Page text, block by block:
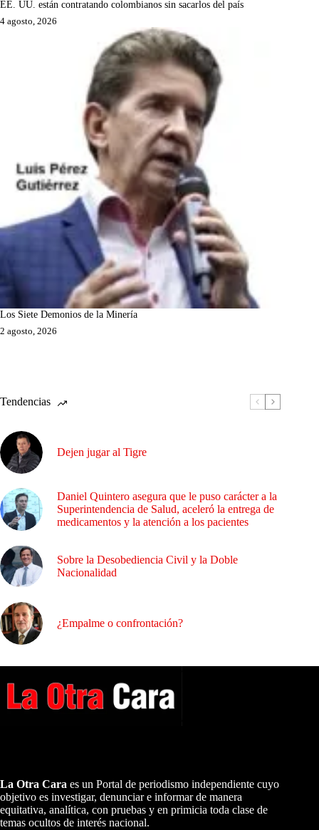
EE. UU. están contratando colombianos sin sacarlos del país
4 agosto, 2026
Los Siete Demonios de la Minería
2 agosto, 2026
Tendencias
Dejen jugar al Tigre
Daniel Quintero asegura que le puso carácter a la
Superintendencia de Salud, aceleró la entrega de
medicamentos y la atención a los pacientes
Sobre la Desobediencia Civil y la Doble
Nacionalidad
¿Empalme o confrontación?
La Otra Cara es un Portal de periodismo independiente cuyo
objetivo es investigar, denunciar e informar de manera
equitativa, analítica, con pruebas y en primicia toda clase de
temas ocultos de interés nacional.